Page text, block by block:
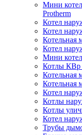
Мини
Protherm
Котел
Котел
Котел
Мини
Котлы КВр
Котел
Котлы
Котлы
Котел
Трубы